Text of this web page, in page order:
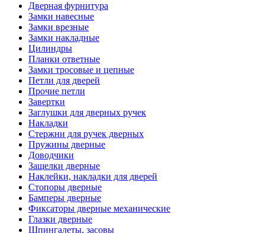
Дверная фурнитура
Замки навесные
Замки врезные
Замки накладные
Цилиндры
Планки ответные
Замки тросовые и цепные
Петли для дверей
Прочие петли
Завертки
Заглушки для дверных ручек
Накладки
Стержни для ручек дверных
Пружины дверные
Доводчики
Защелки дверные
Наклейки, накладки для дверей
Стопоры дверные
Бамперы дверные
Фиксаторы дверные механические
Глазки дверные
Шпингалеты, засовы